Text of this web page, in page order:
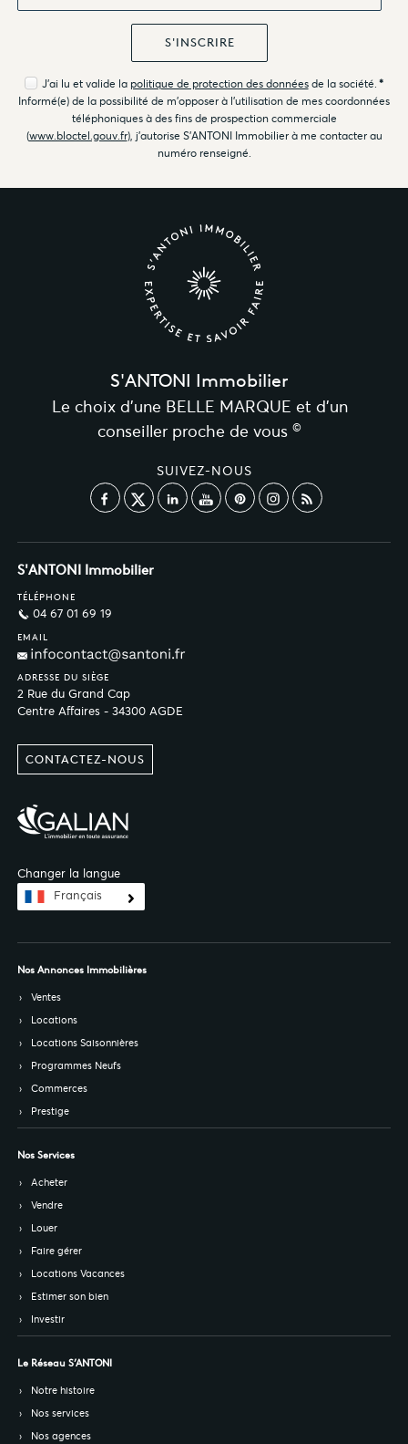
J'ai lu et valide la politique de protection des donnéesde la société. *
Informé(e) de la possibilité de m'opposer à l'utilisation de mes coordonnées
téléphoniques à des fins de prospection commerciale
(www.bloctel.gouv.fr), j'autorise S'ANTONI Immobilier à me contacter au
numéro renseigné.
S'ANTONI Immobilier
Le choix d’une BELLE MARQUE et d’un
conseiller proche de vous ©
SUIVEZ-NOUS
S'ANTONI Immobilier
TÉLÉPHONE
04 67 01 69 19
EMAIL
ADRESSE DU SIÈGE
2 Rue du Grand Cap
Centre Affaires - 34300 AGDE
CONTACTEZ-NOUS
Changer la langue
Français
Nos Annonces Immobilières
Ventes
Locations
Locations Saisonnières
Programmes Neufs
Commerces
Prestige
Nos Services
Acheter
Vendre
Louer
Faire gérer
Locations Vacances
Estimer son bien
Investir
Le Réseau S’ANTONI
Notre histoire
Nos services
Nos agences